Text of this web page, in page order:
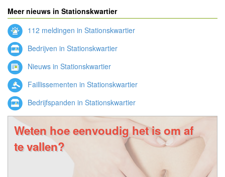
Meer nieuws in Stationskwartier
112 meldingen in Stationskwartier
Bedrijven in Stationskwartier
Nieuws in Stationskwartier
Faillissementen in Stationskwartier
Bedrijfspanden in Stationskwartier
Weten hoe eenvoudig het is om af
te vallen?